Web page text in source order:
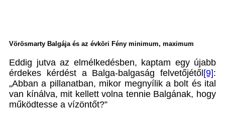
Vörösmarty Balgája és az évköri Fény minimum, maximum
Eddig jutva az elmélkedésben, kaptam egy újabb
érdekes kérdést a Balga-balgaság felvetőjétől[9]:
„Abban a pillanatban, mikor megnyílik a bolt és ital
van kínálva, mit kellett volna tennie Balgának, hogy
működtesse a vízöntőt?”